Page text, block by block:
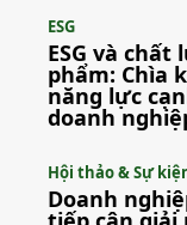
ESG
ESG và chất
phẩm: Chìa
năng lực
doanh
Hội thảo & Sự
Doanh